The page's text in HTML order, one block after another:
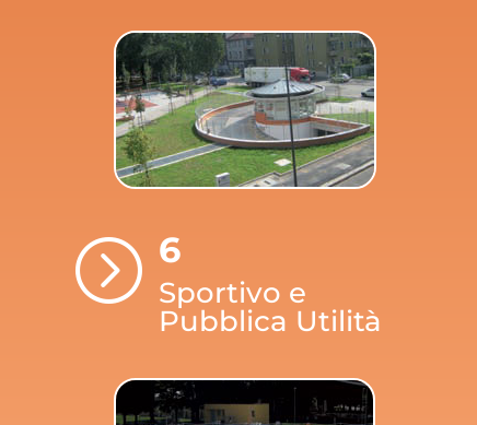
= 6
Sportivo e
Pubblica Utilità